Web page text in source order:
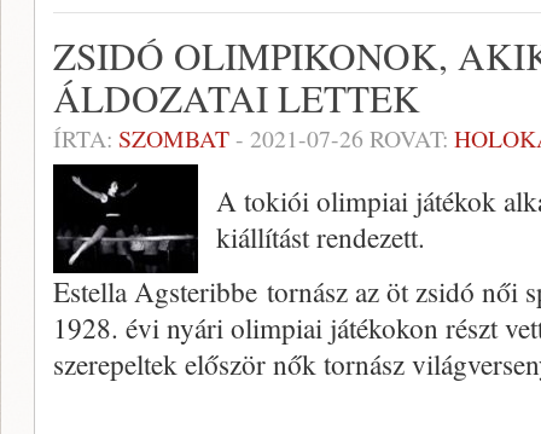
ZSIDÓ OLIMPIKONOK,
ÁLDOZATAI LETTEK
ÍRTA: SZOMBAT- 2021-07-26 ROVAT:
A tokiói olimpiai játékok
kiállítást rendezett.
Estella Agsteribbe tornász az öt zsidó női
1928. évi nyári olimpiai játékokon részt
szerepeltek először nők tornász